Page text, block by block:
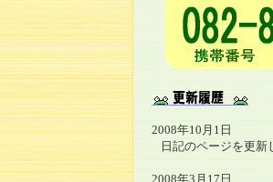
2008年10月1日
日記のページを更新
2008年3月17日